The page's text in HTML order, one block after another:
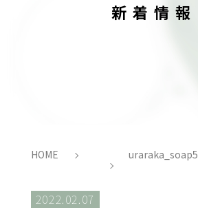
新着情報
HOME uraraka_soap5
2022.02.07